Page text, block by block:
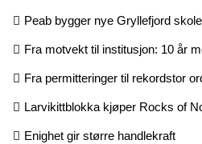
Peab bygger nye Gryllefjord skole
Fra motvekt til institusjon: 10 år
Fra permitteringer til rekordstor
Larvikittblokka kjøper Rocks of
Enighet gir større handlekraft